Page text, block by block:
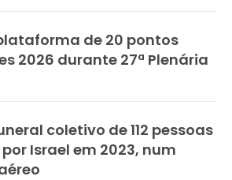
de 20 pontos
2026 durante 27ª Plenária
coletivo de 112 pessoas
Israel em 2023, num